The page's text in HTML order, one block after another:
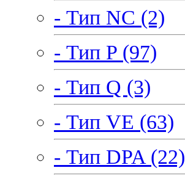
- Тип NC (2)
- Тип P (97)
- Тип Q (3)
- Тип VE (63)
- Тип DPA (22)